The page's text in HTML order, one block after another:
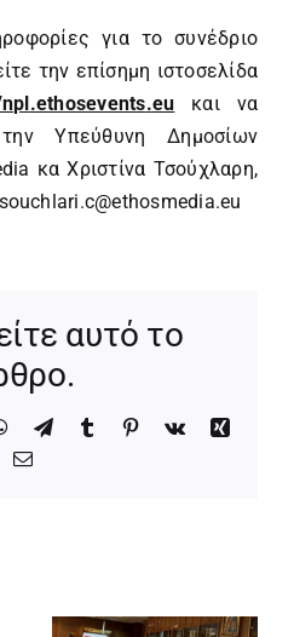
για το συνέδριο
την επίσημη ιστοσελίδα
npl.ethosevents.eu και να
Υπεύθυνη Δημοσίων
κα Χριστίνα Τσούχλαρη,
αυτό το
WhatsApp
TelegramTumblr Pinterest
Vk
Xing
Email